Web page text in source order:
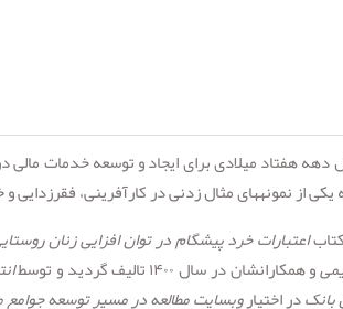
دهه هفتاد میلادی برای ایجاد و توسعه خدمات
از نمونه­های مثال زدنی در کارآفرینی، فقرزدایی
اعتبارات خرد پیشگام در توان افزایی زنان
و همکارانشان در سال ۱۴۰۰ تالیف گردید و توسط
بانک در اختیاروبسایت مطالعه در مسیر توسعه جوامع